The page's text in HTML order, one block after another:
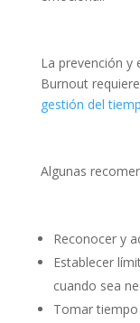
La prevención y
Burnout
gestión del
Algunas
Reconocer y
Establecer
cuando sea
Tomar